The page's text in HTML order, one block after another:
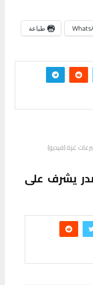
طباعة
غزة (فيديو)
يشرف على